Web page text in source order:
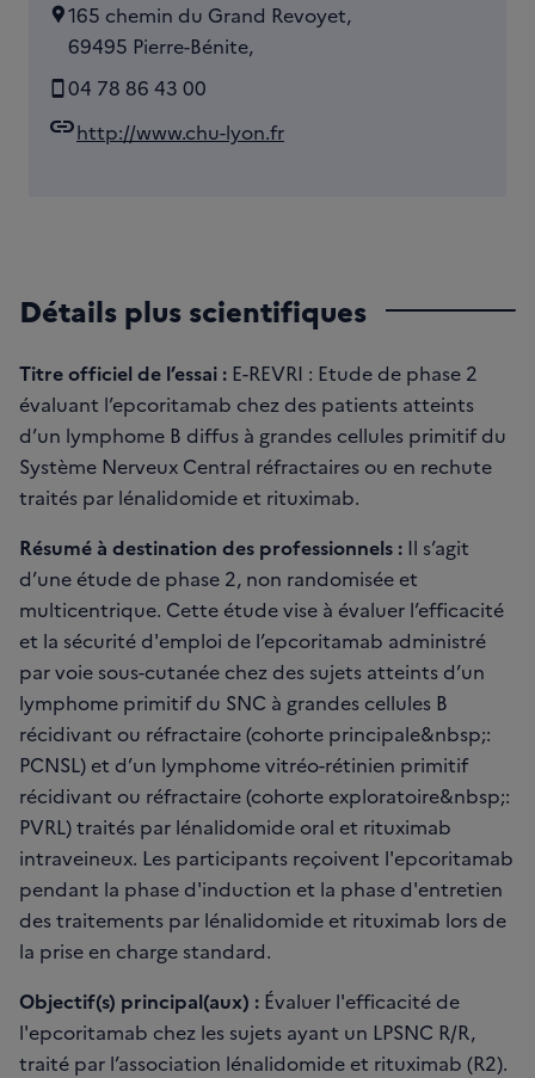
165 chemin du Grand Revoyet,
69495 Pierre-Bénite,
04 78 86 43 00
linkhttp://www.chu-lyon.fr
Détails plus scientifiques
Titre officiel de l’essai : E-REVRI : Etude de phase 2
évaluant l’epcoritamab chez des patients atteints
d’un lymphome B diffus à grandes cellules primitif du
Système Nerveux Central réfractaires ou en rechute
traités par lénalidomide et rituximab.
Résumé à destination des professionnels : Il s’agit
d’une étude de phase 2, non randomisée et
multicentrique. Cette étude vise à évaluer l’efficacité
et la sécurité d'emploi de l’epcoritamab administré
par voie sous-cutanée chez des sujets atteints d’un
lymphome primitif du SNC à grandes cellules B
récidivant ou réfractaire (cohorte principale&nbsp;:
PCNSL) et d’un lymphome vitréo-rétinien primitif
récidivant ou réfractaire (cohorte exploratoire&nbsp;:
PVRL) traités par lénalidomide oral et rituximab
intraveineux. Les participants reçoivent l'epcoritamab
pendant la phase d'induction et la phase d'entretien
des traitements par lénalidomide et rituximab lors de
la prise en charge standard.
Objectif(s) principal(aux) : Évaluer l'efficacité de
l'epcoritamab chez les sujets ayant un LPSNC R/R,
traité par l’association lénalidomide et rituximab (R2).